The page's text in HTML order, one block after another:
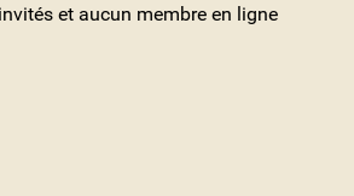
et aucun membre en ligne